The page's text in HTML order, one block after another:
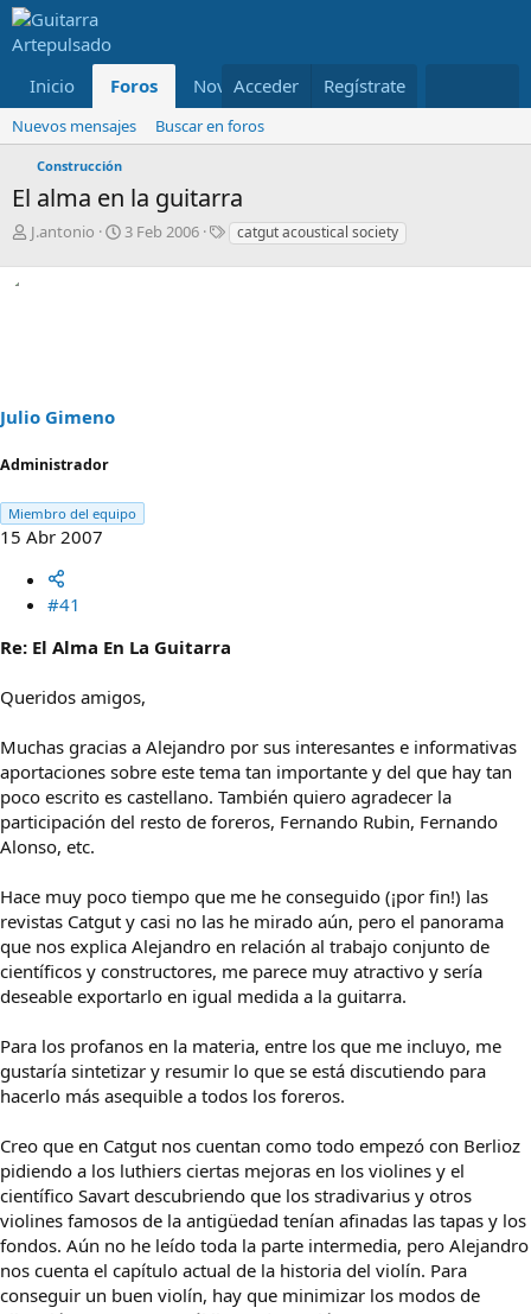
Inicio Foros Novedades Miembros
Acceder Regístrate
Nuevos mensajes Buscar en foros
Construcción
El alma en la guitarra
I
i
d
l
e
m
a
J.antonio
F
c
3 Feb 2006
E
i
catgut acoustical society
Julio Gimeno
Administrador
Miembro del equipo
15 Abr 2007
#41
Re: El Alma En La Guitarra
Queridos amigos,
Muchas gracias a Alejandro por sus interesantes e informativas
aportaciones sobre este tema tan importante y del que hay tan
poco escrito es castellano. También quiero agradecer la
participación del resto de foreros, Fernando Rubin, Fernando
Alonso, etc.
Hace muy poco tiempo que me he conseguido (¡por fin!) las
revistas Catgut y casi no las he mirado aún, pero el panorama
que nos explica Alejandro en relación al trabajo conjunto de
científicos y constructores, me parece muy atractivo y sería
deseable exportarlo en igual medida a la guitarra.
Para los profanos en la materia, entre los que me incluyo, me
gustaría sintetizar y resumir lo que se está discutiendo para
hacerlo más asequible a todos los foreros.
Creo que en Catgut nos cuentan como todo empezó con Berlioz
pidiendo a los luthiers ciertas mejoras en los violines y el
científico Savart descubriendo que los stradivarius y otros
violines famosos de la antigüedad tenían afinadas las tapas y los
fondos. Aún no he leído toda la parte intermedia, pero Alejandro
nos cuenta el capítulo actual de la historia del violín. Para
conseguir un buen violín, hay que minimizar los modos de